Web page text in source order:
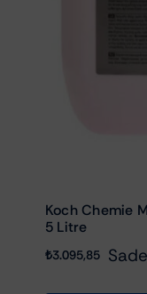
Koch Chemie
5 Litre
₺3.095,85